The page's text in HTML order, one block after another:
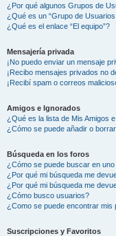
¿Por qué algunos Grupos de
¿Qué es un “Grupo de
¿Qué es el enlace “El equipo”?
Mensajería privada
¡No puedo enviar un mensaje
¡Recibo mensajes privados no
¡Recibí spam o correos
Amigos e Ignorados
¿Qué es la lista de Mis Amigos
¿Cómo se puede añadir o
Búsqueda en los foros
¿Cómo se puede buscar en
¿Por qué mi búsqueda me
¿Por qué mi búsqueda me
¿Cómo busco usuarios?
¿Como se puede encontrar
Suscripciones y Favoritos